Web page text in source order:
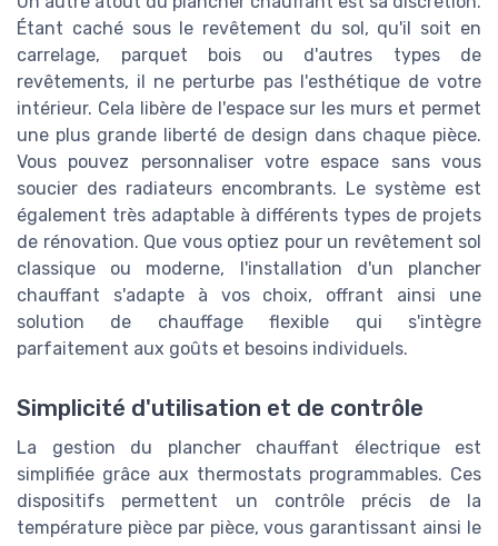
Étant caché sous le revêtement du sol, qu'il soit en
carrelage, parquet bois ou d'autres types de
revêtements, il ne perturbe pas l'esthétique de votre
intérieur. Cela libère de l'espace sur les murs et permet
une plus grande liberté de design dans chaque pièce.
Vous pouvez personnaliser votre espace sans vous
soucier des radiateurs encombrants. Le système est
également très adaptable à différents types de projets
de rénovation. Que vous optiez pour un revêtement sol
classique ou moderne, l'installation d'un plancher
chauffant s'adapte à vos choix, offrant ainsi une
solution de chauffage flexible qui s'intègre
parfaitement aux goûts et besoins individuels.
Simplicité d'utilisation et de contrôle
La gestion du plancher chauffant électrique est
simplifiée grâce aux thermostats programmables. Ces
dispositifs permettent un contrôle précis de la
température pièce par pièce, vous garantissant ainsi le